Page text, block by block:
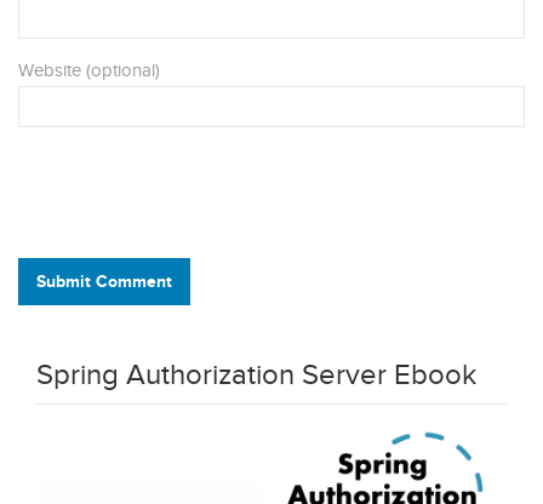
Website (optional)
Submit Comment
Spring Authorization Server Ebook